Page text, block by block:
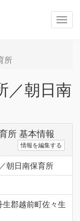
所
／朝日南
所 基本情報
情報を編集する
朝日南保育所
郡越前町佐々生